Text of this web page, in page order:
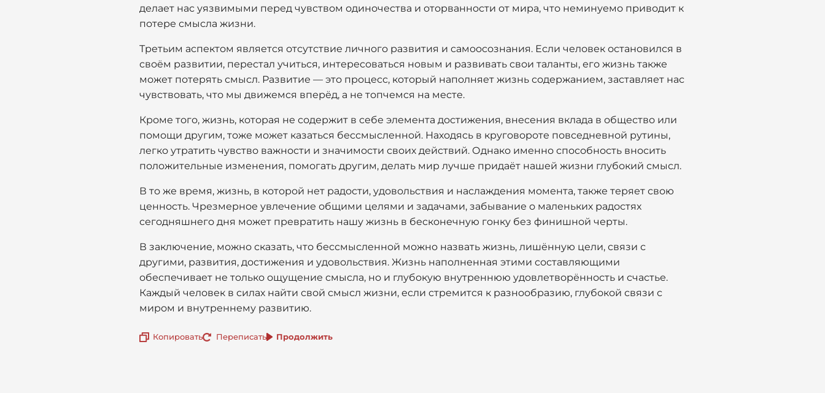
делает нас уязвимыми перед чувством одиночества и оторванности от мира, что неминуемо приводит к
потере смысла жизни.
Третьим аспектом является отсутствие личного развития и самоосознания. Если человек остановился в
своём развитии, перестал учиться, интересоваться новым и развивать свои таланты, его жизнь также
может потерять смысл. Развитие — это процесс, который наполняет жизнь содержанием, заставляет нас
чувствовать, что мы движемся вперёд, а не топчемся на месте.
Кроме того, жизнь, которая не содержит в себе элемента достижения, внесения вклада в общество или
помощи другим, тоже может казаться бессмысленной. Находясь в круговороте повседневной рутины,
легко утратить чувство важности и значимости своих действий. Однако именно способность вносить
положительные изменения, помогать другим, делать мир лучше придаёт нашей жизни глубокий смысл.
В то же время, жизнь, в которой нет радости, удовольствия и наслаждения момента, также теряет свою
ценность. Чрезмерное увлечение общими целями и задачами, забывание о маленьких радостях
сегодняшнего дня может превратить нашу жизнь в бесконечную гонку без финишной черты.
В заключение, можно сказать, что бессмысленной можно назвать жизнь, лишённую цели, связи с
другими, развития, достижения и удовольствия. Жизнь наполненная этими составляющими
обеспечивает не только ощущение смысла, но и глубокую внутреннюю удовлетворённость и счастье.
Каждый человек в силах найти свой смысл жизни, если стремится к разнообразию, глубокой связи с
миром и внутреннему развитию.
Копировать Переписать Продолжить